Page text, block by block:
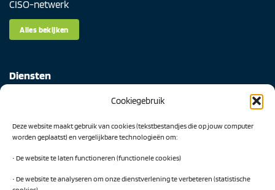
Cookiegebruik
Deze website maakt gebruik van cookies (tekstbestandjes die op jouw computer
worden geplaatst) en vergelijkbare technologieën om:
• De website te laten functioneren (functionele cookies)
• De website te analyseren om onze dienstverlening te verbeteren (statistische
CISO-netwerk
Alles bekijken
Diensten
AI Readiness Scan
Traineeship SN Data & AI